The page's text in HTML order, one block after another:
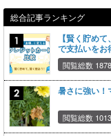
総合記事ランキング
【賢く貯め
で支払いをお
閲覧総数
暑さに強い！
閲覧総数